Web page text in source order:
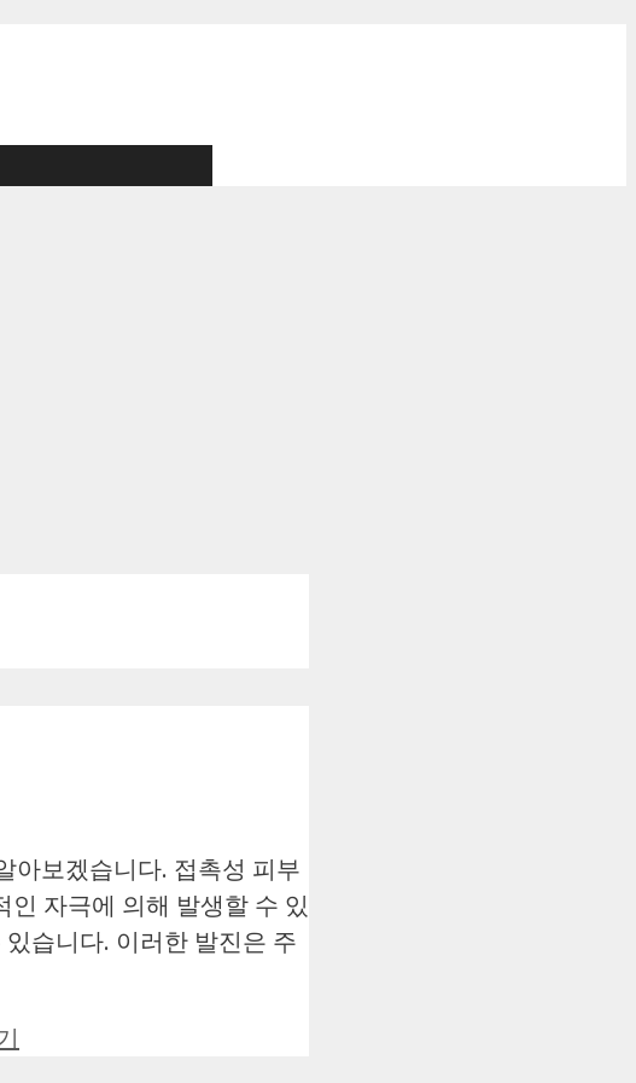
아보겠습니다. 접촉성 피부
자극에 의해 발생할 수 있
습니다. 이러한 발진은 주